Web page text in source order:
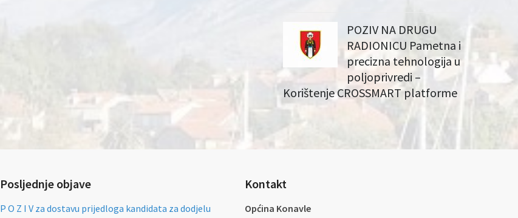
POZIV NA DRUGU
RADIONICU Pametna i
precizna tehnologija u
poljoprivredi –
Korištenje CROSSMART platforme
Posljednje objave
P O Z I V za dostavu prijedloga kandidata za dodjelu
Kontakt
Općina Konavle